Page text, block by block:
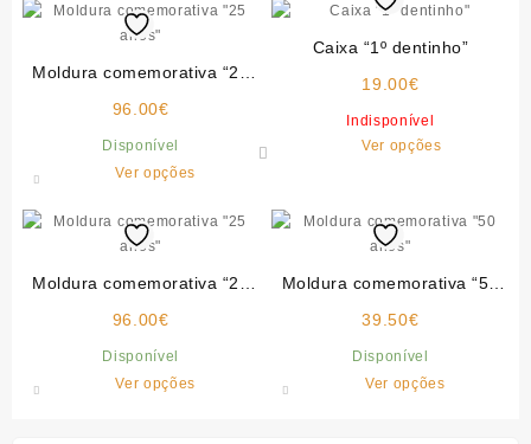
Moldura comemorativa “25
96.00€
Disponível
Ver opções
has
The
Caixa “1º dentinho”
19.00€
Indisponível
Ver opçõesThis
multiple
options
on
Moldura comemorativa “25
96.00€
Disponível
Ver opções
Moldura comemorativa “50
39.50€
Disponível
Ver opções